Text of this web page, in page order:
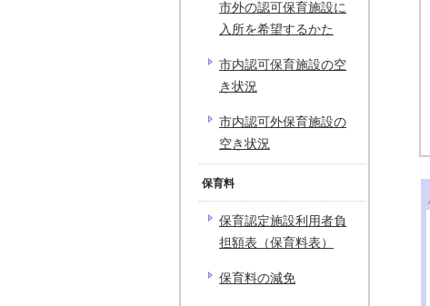
市外の認可保育施設に
入所を希望するかた
市内認可保育施設の空
き状況
市内認可外保育施設の
空き状況
保育料
保育認定施設利用者負
担額表（保育料表）
保育料の減免